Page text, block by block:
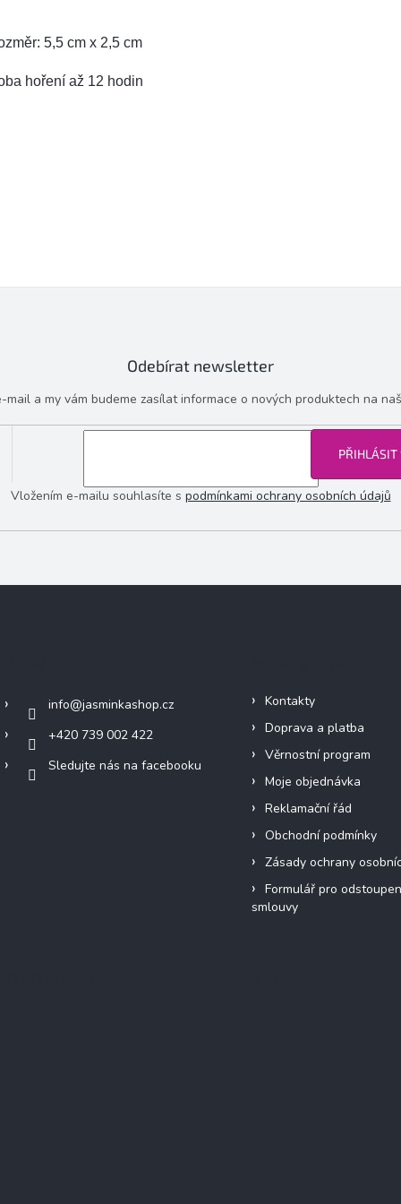
5,5 cm x 2,5 cm
hoření až 12 hodin
Odebírat newsletter
mail a my vám budeme zasílat informace o nových produktech na
Vložením e-mailu souhlasíte s podmínkami ochrany osobních údajů
PŘIHLÁSIT
info@jasminkashop.cz
+420 739 002 422
Sledujte nás na facebooku
Kontakty
Doprava a platba
Věrnostní program
Moje objednávka
Reklamační řád
Obchodní podmínky
Zásady ochrany
Formulář pro
smlouvy